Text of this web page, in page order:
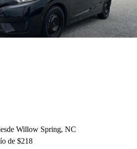
Willow Spring, NC
de $218